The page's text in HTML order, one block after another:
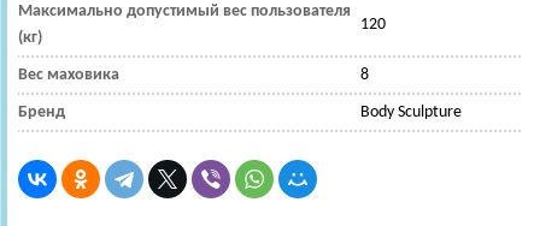
Максимально допустимый вес пользователя
(кг)
120
Вес маховика 8
Бренд Body Sculpture